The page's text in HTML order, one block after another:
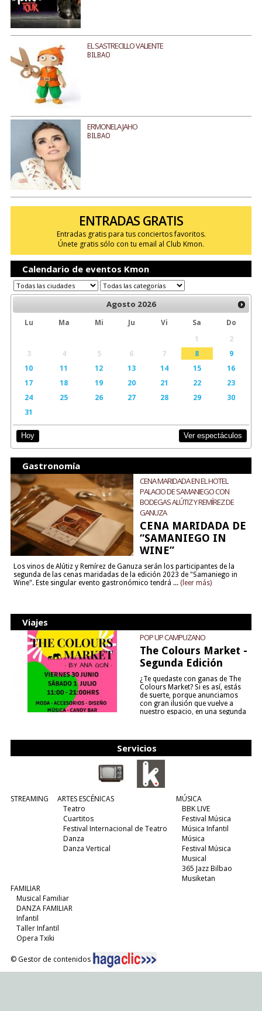
EL SASTRECILLO VALIENTE
BILBAO
ERMONELA JAHO
BILBAO
ENTRADAS GRATIS
Entradas gratis para tus conciertos favoritos.
Únete gratis sólo con tu email al Club Kmon.
Calendario de eventos Kmon
Agosto 2026
Lu Ma Mi Ju Vi Sa
Do
1
2
3
4 5 6 7 8
9
10
11 12 13 14 15
16
17
18 19 20 21 22
23
24
25 26 27 28 29
30
31
Hoy Ver espectáculos
Gastronomía
CENA MARIDADA EN EL HOTEL
PALACIO DE SAMANIEGO CON
BODEGAS ALÚTIZ Y REMÍREZ DE
GANUZA
CENA MARIDADA DE
“SAMANIEGO IN
WINE”
Los vinos de Alútiz y Remírez de Ganuza serán los participantes de la
segunda de las cenas maridadas de la edición 2023 de "Samaniego in
Wine". Este singular evento gastronómico tendrá ... (leer más)
Viajes
POP UP CAMPUZANO
The Colours Market -
Segunda Edición
¿Te quedaste con ganas de The
Colours Market? Si es así, estás
de suerte, porque anunciamos
con gran ilusión que vuelve a
nuestro espacio, en una segunda
Servicios
STREAMING
ARTES ESCÉNICAS
Teatro
Cuartitos
Festival Internacional de Teatro
Danza
Danza Vertical
MÚSICA
BBK LIVE
Festival Música
Música Infantil
Música
Festival Música
Musical
365 Jazz Bilbao
Musiketan
FAMILIAR
Musical Familiar
DANZA FAMILIAR
Infantil
Taller Infantil
Opera Txiki
© Gestor de contenidos